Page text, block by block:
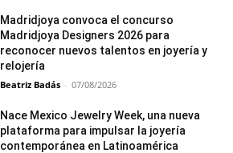
Madridjoya convoca el concurso
Madridjoya Designers 2026 para
reconocer nuevos talentos en joyería y
relojería
Beatriz Badás - 07/08/2026
Nace Mexico Jewelry Week, una nueva
plataforma para impulsar la joyería
contemporánea en Latinoamérica